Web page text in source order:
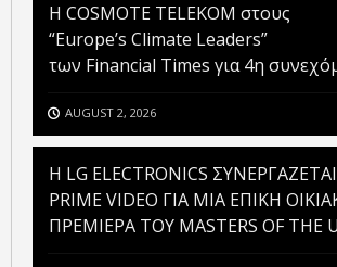
Η COSMOTE TELEKOM στους
“Europe’s Climate Leaders”
των Financial Times για 4η
AUGUST 2, 2026
H LG ELECTRONICS
PRIME VIDEO ΓΙΑ ΜΙΑ ΕΠΙΚΗ
ΠΡΕΜΙΕΡΑ ΤΟΥ MASTERS OF THE